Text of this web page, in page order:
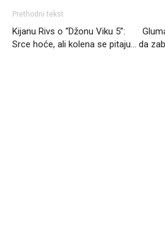
Prethodni tekst
Kijanu Rivs o “Džonu Viku 5”:
Srce hoće, ali kolena se pitaju… da